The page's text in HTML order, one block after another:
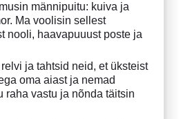
männipuitu: kuiva ja
Ma voolisin sellest
nooli, haavapuuust poste ja
ja tahtsid neid, et üksteist
oma aiast ja nemad
raha vastu ja nõnda täitsin